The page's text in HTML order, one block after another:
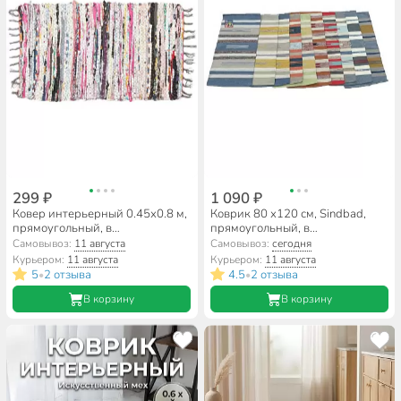
299 ₽
Ковер интерьерный 0.45х0.8 м,
прямоугольный, в
ассортименте, хлопковый,
напольный, CR-002
Самовывоз: 11 августа
Курьером: 11 августа
5•2 отзыва
В корзину
1 090 ₽
Коврик 80 х120 см, Sindbad,
прямоугольный, в
ассортименте, 4 мм, 6081
Самовывоз: сегодня
Курьером: 11 августа
4.5•2 отзыва
В корзину